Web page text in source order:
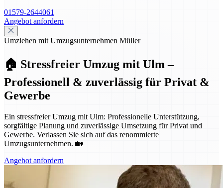
01579-2644061
Angebot anfordern
Umziehen mit Umzugsunternehmen Müller
🏠 Stressfreier Umzug mit Ulm –
Professionell & zuverlässig für Privat &
Gewerbe
Ein stressfreier Umzug mit Ulm: Professionelle Unterstützung,
sorgfältige Planung und zuverlässige Umsetzung für Privat und
Gewerbe. Verlassen Sie sich auf das renommierte
Umzugsunternehmen. 🏡
Angebot anfordern